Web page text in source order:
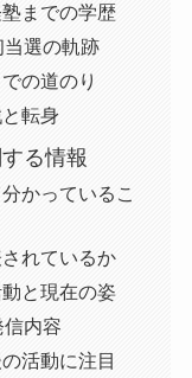
までの学歴
選の軌跡
の道のり
転身
る情報
かっているこ
れているか
と現在の姿
内容
活動に注目